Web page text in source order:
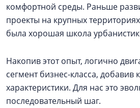
комфортной среды. Раньше
проекты на крупных
была хорошая школа
Накопив этот опыт, логично
сегмент бизнес-класса, добавив
характеристики. Для нас это
последовательный шаг.